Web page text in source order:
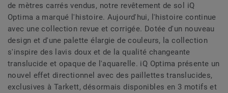
de mètres carrés vendus, notre revêtement de sol iQ
Optima a marqué l'histoire. Aujourd'hui, l'histoire continue
avec une collection revue et corrigée. Dotée d'un nouveau
design et d'une palette élargie de couleurs, la collection
s'inspire des lavis doux et de la qualité changeante
translucide et opaque de l'aquarelle. iQ Optima présente un
nouvel effet directionnel avec des paillettes translucides,
exclusives à Tarkett, désormais disponibles en 3 motifs et